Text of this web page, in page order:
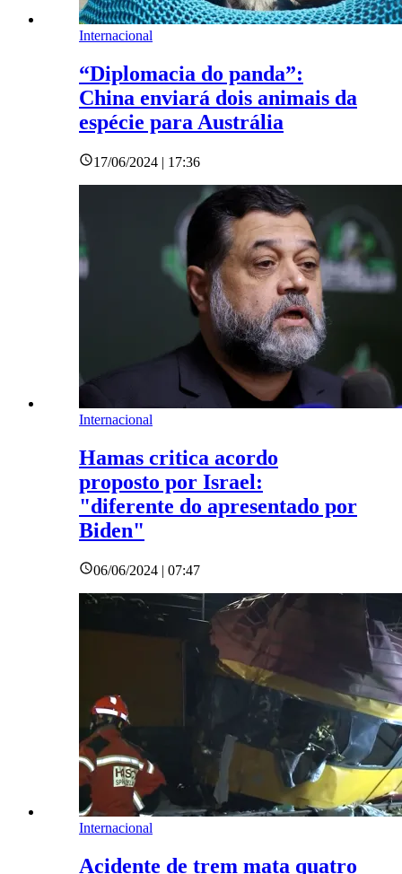
Internacional
“Diplomacia do panda”:
China enviará dois animais da
espécie para Austrália
17/06/2024 | 17:36
Internacional
Hamas critica acordo
proposto por Israel:
"diferente do apresentado por
Biden"
06/06/2024 | 07:47
Internacional
Acidente de trem mata quatro